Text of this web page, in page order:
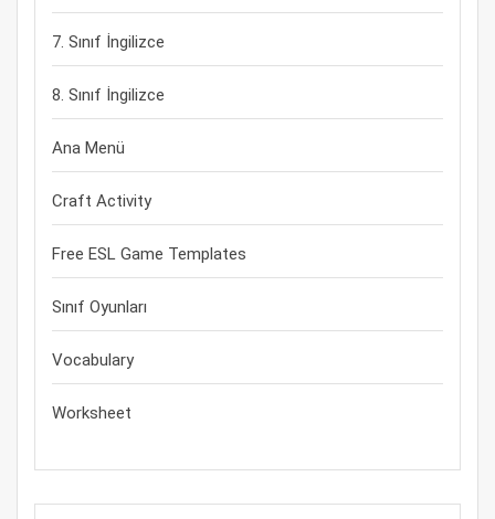
7. Sınıf İngilizce
8. Sınıf İngilizce
Ana Menü
Craft Activity
Free ESL Game Templates
Sınıf Oyunları
Vocabulary
Worksheet